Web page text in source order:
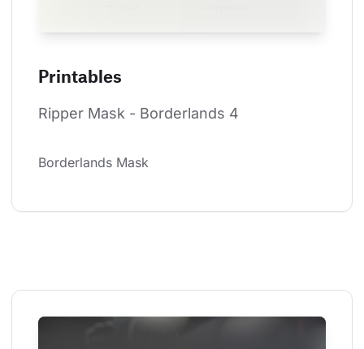
Printables
Ripper Mask - Borderlands 4
Borderlands Mask